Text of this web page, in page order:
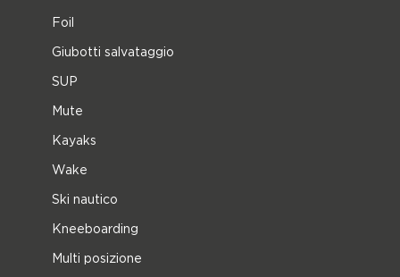
Foil
Giubotti salvataggio
SUP
Mute
Kayaks
Wake
Ski nautico
Kneeboarding
Multi posizione